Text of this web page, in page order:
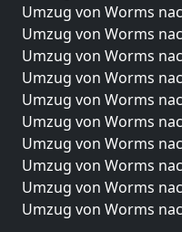
Umzug von Worms
Umzug von Worms
Umzug von Worms
Umzug von Worms
Umzug von Worms
Umzug von Worms
Umzug von Worms
Umzug von Worms
Umzug von Worms
Umzug von Worms